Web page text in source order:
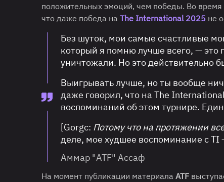
положительных эмоций, чем победы. Во
что даже победа на The International 2025 не
Без шуток, мои самые счастливые
который я помню лучше всего, — это
уничтожали. Но это действительно
Выигрывать лучше, но ты вообще
даже говорил, что на The
воспоминаний об этом турнире.
[Gorgc: Потому что на протяжении
деле, мое худшее воспоминание с
Аммар "ATF" Ассаф
На момент публикации материала ATF